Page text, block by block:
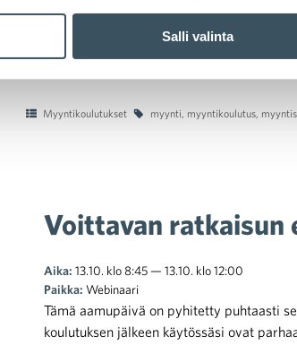
Salli valinta
Myyntikoulutukset myynti myyntikoulutus
Voittavan ratkaisun
Aika: 13.10. klo 8:45 — 13.10. klo 12:00
Paikka: Webinaari
Tämä aamupäivä on pyhitetty puhtaasti
koulutuksen jälkeen käytössäsi ovat